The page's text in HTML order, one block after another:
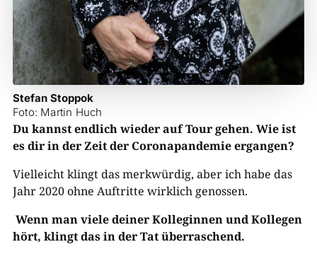
Stefan Stoppok
Foto: Martin Huch
Du kannst endlich wieder auf Tour gehen. Wie ist
es dir in der Zeit der Coronapandemie ergangen?
Vielleicht klingt das merkwürdig, aber ich habe das
Jahr 2020 ohne Auftritte wirklich genossen.
Wenn man viele deiner Kolleginnen und Kollegen
hört, klingt das in der Tat überraschend.